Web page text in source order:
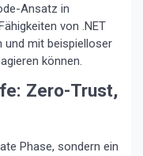
Ansatz in
von .NET
und mit beispielloser
können.
Zero-Trust,
Phase, sondern ein